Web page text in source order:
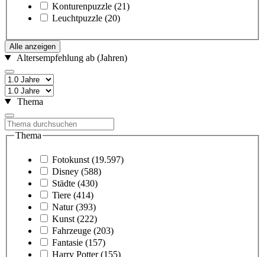
Konturenpuzzle (21)
Leuchtpuzzle (20)
Alle anzeigen
Altersempfehlung ab (Jahren)
Thema
Thema
Fotokunst (19.597)
Disney (588)
Städte (430)
Tiere (414)
Natur (393)
Kunst (222)
Fahrzeuge (203)
Fantasie (157)
Harry Potter (155)